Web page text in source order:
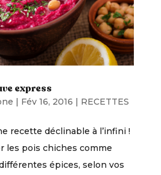
express
| Fév 16, 2016 | RECETTES
recette déclinable à l’infini !
les pois chiches comme
épices, selon vos